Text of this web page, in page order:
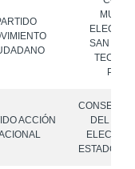
SAN
ACCIÓN
CONSEJO
DEL
ESTADO